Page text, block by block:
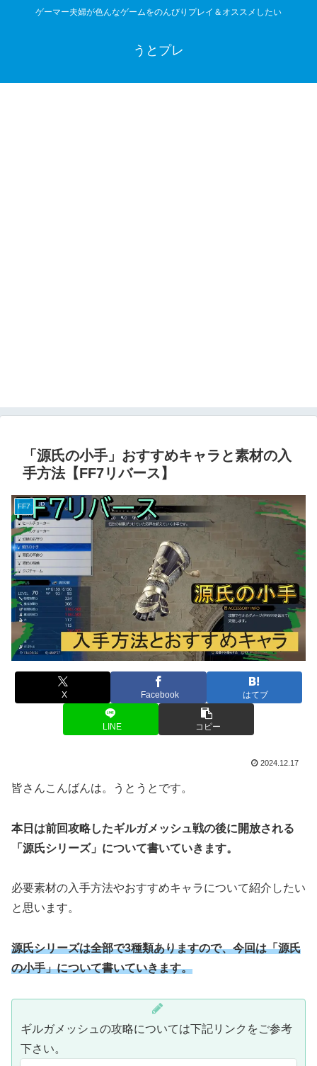
ゲーマー夫婦が色んなゲームをのんびりプレイ＆オススメしたい
うとプレ
「源氏の小手」おすすめキャラと素材の入
手方法【FF7リバース】
FF7
X Facebook はてブ
LINE コピー
2024.12.17
皆さんこんばんは。うとうとです。
本日は前回攻略したギルガメッシュ戦の後に開放される
「源氏シリーズ」について書いていきます。
必要素材の入手方法やおすすめキャラについて紹介したい
と思います。
源氏シリーズは全部で3種類ありますので、今回は「源氏
の小手」について書いていきます。
ギルガメッシュの攻略については下記リンクをご参考
下さい。